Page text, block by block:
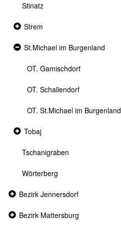
Stinatz
Collapsed
Strem
Expanded
St.Michael im Burgenland
OT. Gamischdorf
OT. Schallendorf
OT. St.Michael im Burgenland
Collapsed
section
Tobaj
Tschanigraben
Wörterberg
Collapsed
Bezirk Jennersdorf
Collapsed
Bezirk Mattersburg